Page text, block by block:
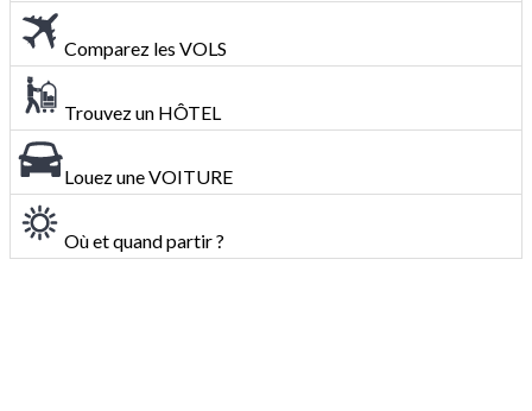
Comparez les VOLS
Trouvez un HÔTEL
Louez une VOITURE
Où et quand partir ?